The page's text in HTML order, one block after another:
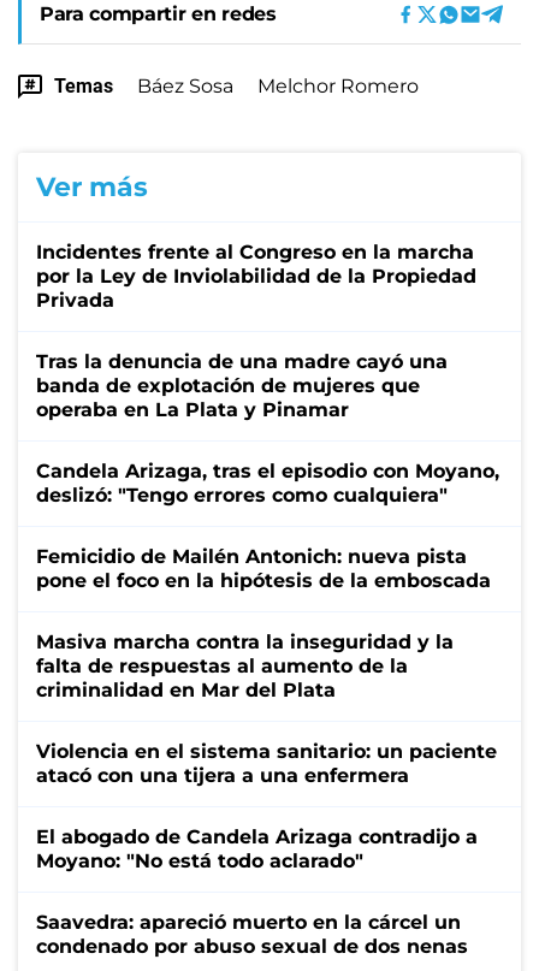
Para compartir en redes
Temas Báez Sosa Melchor Romero
Ver más
Incidentes frente al Congreso en la marcha
por la Ley de Inviolabilidad de la Propiedad
Privada
Tras la denuncia de una madre cayó una
banda de explotación de mujeres que
operaba en La Plata y Pinamar
Candela Arizaga, tras el episodio con Moyano,
deslizó: "Tengo errores como cualquiera"
Femicidio de Mailén Antonich: nueva pista
pone el foco en la hipótesis de la emboscada
Masiva marcha contra la inseguridad y la
falta de respuestas al aumento de la
criminalidad en Mar del Plata
Violencia en el sistema sanitario: un paciente
atacó con una tijera a una enfermera
El abogado de Candela Arizaga contradijo a
Moyano: "No está todo aclarado"
Saavedra: apareció muerto en la cárcel un
condenado por abuso sexual de dos nenas